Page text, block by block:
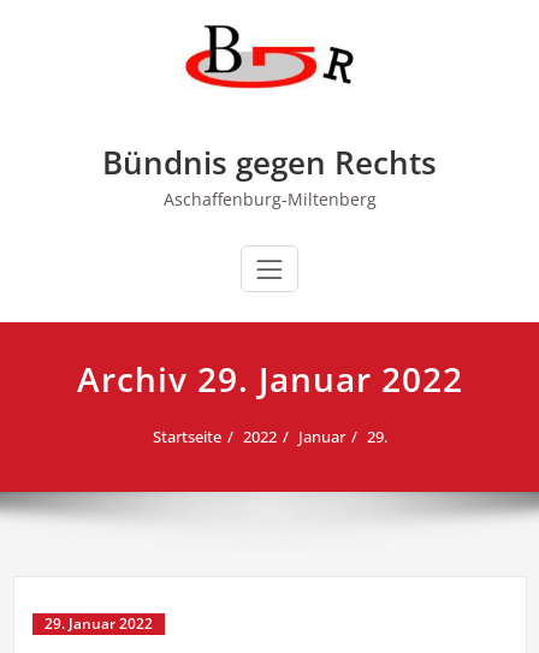
Bündnis gegen Rechts
Aschaffenburg-Miltenberg
Archiv 29. Januar 2022
Startseite 2022 Januar 29.
29. Januar 2022